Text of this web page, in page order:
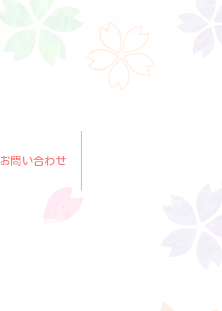
お問い合わせ